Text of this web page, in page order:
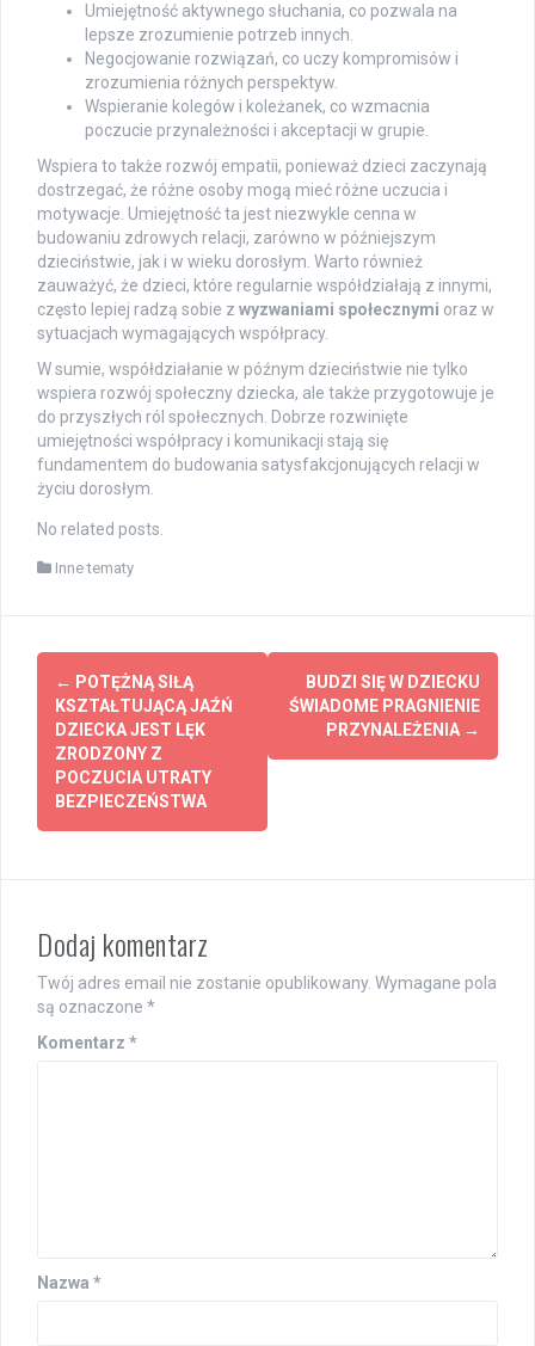
Umiejętność aktywnego słuchania, co pozwala na
lepsze zrozumienie potrzeb innych.
Negocjowanie rozwiązań, co uczy kompromisów i
zrozumienia różnych perspektyw.
Wspieranie kolegów i koleżanek, co wzmacnia
poczucie przynależności i akceptacji w grupie.
Wspiera to także rozwój empatii, ponieważ dzieci zaczynają
dostrzegać, że różne osoby mogą mieć różne uczucia i
motywacje. Umiejętność ta jest niezwykle cenna w
budowaniu zdrowych relacji, zarówno w późniejszym
dzieciństwie, jak i w wieku dorosłym. Warto również
zauważyć, że dzieci, które regularnie współdziałają z innymi,
często lepiej radzą sobie z wyzwaniami społecznymi oraz w
sytuacjach wymagających współpracy.
W sumie, współdziałanie w późnym dzieciństwie nie tylko
wspiera rozwój społeczny dziecka, ale także przygotowuje je
do przyszłych ról społecznych. Dobrze rozwinięte
umiejętności współpracy i komunikacji stają się
fundamentem do budowania satysfakcjonujących relacji w
życiu dorosłym.
No related posts.
Inne tematy
Post
navigation
← POTĘŻNĄ SIŁĄ
KSZTAŁTUJĄCĄ JAŹŃ
DZIECKA JEST LĘK
ZRODZONY Z
POCZUCIA UTRATY
BEZPIECZEŃSTWA
BUDZI SIĘ W DZIECKU
ŚWIADOME PRAGNIENIE
PRZYNALEŻENIA →
Dodaj komentarz
Twój adres email nie zostanie opublikowany. Wymagane pola
są oznaczone *
Komentarz *
Nazwa *